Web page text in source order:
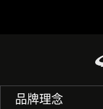
品牌理念